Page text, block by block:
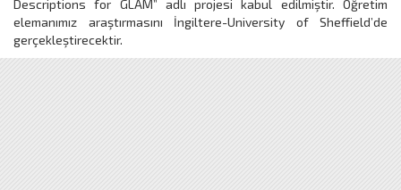
Descriptions for GLAM” adlı projesi kabul edilmiştir. Öğretim
elemanımız araştırmasını İngiltere-University of Sheffield’de
gerçekleştirecektir.